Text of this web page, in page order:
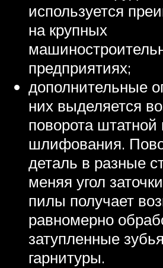
используется
на крупных
предприятиях;
дополнительные
них выделяется
поворота штатной
шлифования.
деталь в разные
меняя угол
пилы получает
равномерно
затупленные
гарнитуры.